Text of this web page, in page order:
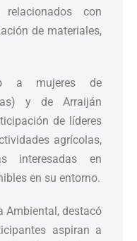
con
de materiales,
a mujeres de
y de Arraiján
de líderes
agrícolas,
interesadas en
en su entorno.
Ambiental, destacó
aspiran a